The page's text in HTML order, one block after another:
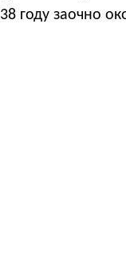
году заочно